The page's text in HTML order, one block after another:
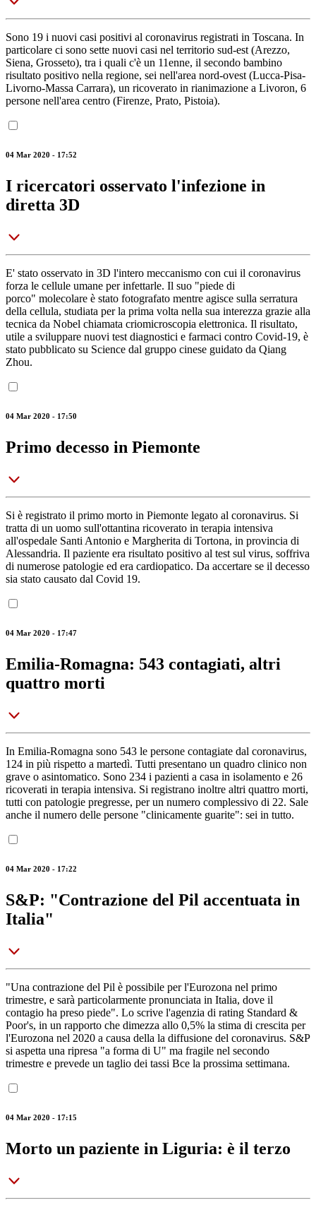
Sono 19 i nuovi casi positivi al coronavirus registrati in Toscana. In
particolare ci sono sette nuovi casi nel territorio sud-est (Arezzo,
Siena, Grosseto), tra i quali c'è un 11enne, il secondo bambino
risultato positivo nella regione, sei nell'area nord-ovest (Lucca-Pisa-
Livorno-Massa Carrara), un ricoverato in rianimazione a Livoron, 6
persone nell'area centro (Firenze, Prato, Pistoia).
04 Mar 2020 - 17:52
I ricercatori osservato l'infezione in
diretta 3D
E' stato osservato in 3D l'intero meccanismo con cui il coronavirus
forza le cellule umane per infettarle. Il suo "piede di
porco" molecolare è stato fotografato mentre agisce sulla serratura
della cellula, studiata per la prima volta nella sua interezza grazie alla
tecnica da Nobel chiamata criomicroscopia elettronica. Il risultato,
utile a sviluppare nuovi test diagnostici e farmaci contro Covid-19, è
stato pubblicato su Science dal gruppo cinese guidato da Qiang
Zhou.
04 Mar 2020 - 17:50
Primo decesso in Piemonte
Si è registrato il primo morto in Piemonte legato al coronavirus. Si
tratta di un uomo sull'ottantina ricoverato in terapia intensiva
all'ospedale Santi Antonio e Margherita di Tortona, in provincia di
Alessandria. Il paziente era risultato positivo al test sul virus, soffriva
di numerose patologie ed era cardiopatico. Da accertare se il decesso
sia stato causato dal Covid 19.
04 Mar 2020 - 17:47
Emilia-Romagna: 543 contagiati, altri
quattro morti
In Emilia-Romagna sono 543 le persone contagiate dal coronavirus,
124 in più rispetto a martedì. Tutti presentano un quadro clinico non
grave o asintomatico. Sono 234 i pazienti a casa in isolamento e 26
ricoverati in terapia intensiva. Si registrano inoltre altri quattro morti,
tutti con patologie pregresse, per un numero complessivo di 22. Sale
anche il numero delle persone "clinicamente guarite": sei in tutto.
04 Mar 2020 - 17:22
S&P: "Contrazione del Pil accentuata in
Italia"
"Una contrazione del Pil è possibile per l'Eurozona nel primo
trimestre, e sarà particolarmente pronunciata in Italia, dove il
contagio ha preso piede". Lo scrive l'agenzia di rating Standard &
Poor's, in un rapporto che dimezza allo 0,5% la stima di crescita per
l'Eurozona nel 2020 a causa della la diffusione del coronavirus. S&P
si aspetta una ripresa "a forma di U" ma fragile nel secondo
trimestre e prevede un taglio dei tassi Bce la prossima settimana.
04 Mar 2020 - 17:15
Morto un paziente in Liguria: è il terzo